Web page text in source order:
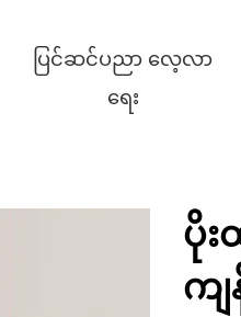
ပြင်ဆင်ပညာ လေ့လာ
ရေး
ပို
က